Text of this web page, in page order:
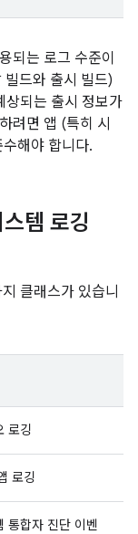
되는 로그 수준이
드와 출시 빌드)
상되는 출시 정보가
려면 앱 (특히 시
해야 합니다.
템 로깅
클래스가 있습니
로깅
로깅
통합자 진단 이벤